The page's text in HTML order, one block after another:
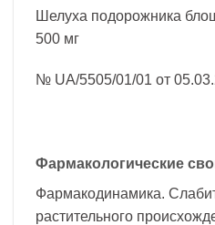
Шелуха подорожника
500 мг
№ UA/5505/01/01 от
Фармакологические
Фармакодинамика.
растительного